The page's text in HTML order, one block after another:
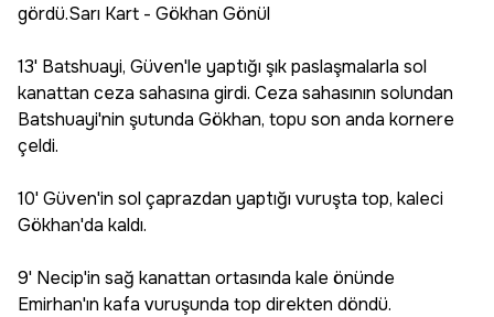
gördü.Sarı Kart - Gökhan Gönül
13' Batshuayi, Güven'le yaptığı şık paslaşmalarla sol
kanattan ceza sahasına girdi. Ceza sahasının solundan
Batshuayi'nin şutunda Gökhan, topu son anda kornere
çeldi.
10' Güven'in sol çaprazdan yaptığı vuruşta top, kaleci
Gökhan'da kaldı.
9' Necip'in sağ kanattan ortasında kale önünde
Emirhan'ın kafa vuruşunda top direkten döndü.